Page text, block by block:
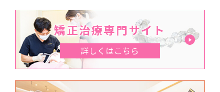
矯正治療専門サイト
詳しくはこちら